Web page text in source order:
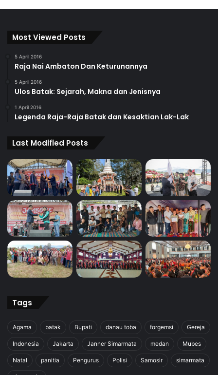
Most Viewed Posts
5 April 2016
Raja Nai Ambaton Dan Keturunannya
5 April 2016
Ulos Batak: Sejarah, Makna dan Jenisnya
1 April 2016
Legenda Raja-Raja Batak dan Kesaktian Lak-Lak
Last Modified Posts
Tags
Agama batak Bupati danau toba forgemsi Gereja
Indonesia Jakarta Janner Simarmata medan Mubes
Natal panitia Pengurus Polisi Samosir simarmata